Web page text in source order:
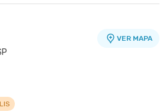
VER MAPA